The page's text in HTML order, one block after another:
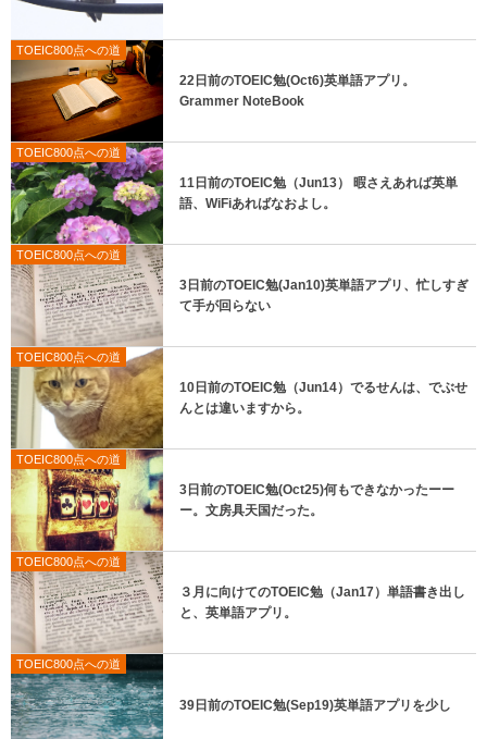
TOEIC800点への道
22日前のTOEIC勉(Oct6)英単語アプリ。
Grammer NoteBook
TOEIC800点への道
11日前のTOEIC勉（Jun13） 暇さえあれば英単
語、WiFiあればなおよし。
TOEIC800点への道
3日前のTOEIC勉(Jan10)英単語アプリ、忙しすぎ
て手が回らない
TOEIC800点への道
10日前のTOEIC勉（Jun14）でるせんは、でぶせ
んとは違いますから。
TOEIC800点への道
3日前のTOEIC勉(Oct25)何もできなかったーー
ー。文房具天国だった。
TOEIC800点への道
３月に向けてのTOEIC勉（Jan17）単語書き出し
と、英単語アプリ。
TOEIC800点への道
39日前のTOEIC勉(Sep19)英単語アプリを少し